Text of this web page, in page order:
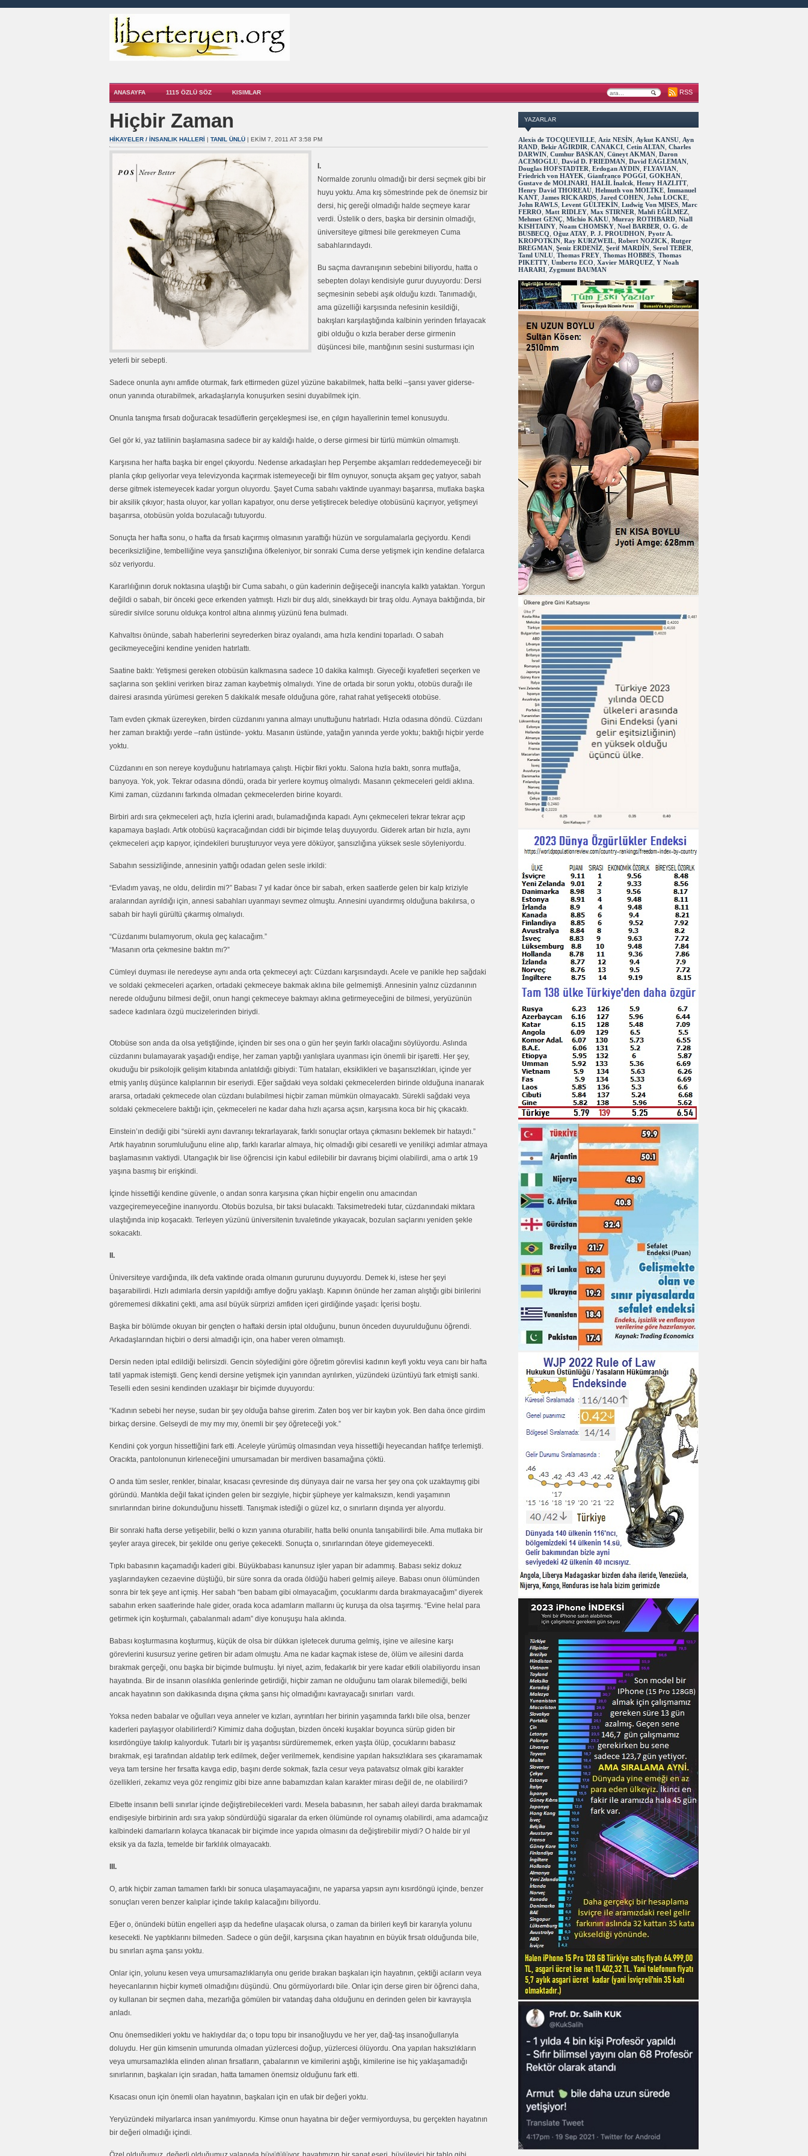
ANASAYFA 1115 ÖZLÜ SÖZ KISIMLAR RSS
Hiçbir Zaman
HIKAYELER / İNSANLIK HALLERI | TANIL ÜNLÜ | EKIM 7, 2011 AT 3:58 PM
I.
Normalde zorunlu olmadığı bir dersi seçmek gibi bir
huyu yoktu. Ama kış sömestrinde pek de önemsiz bir
dersi, hiç gereği olmadığı halde seçmeye karar
verdi. Üstelik o ders, başka bir dersinin olmadığı,
üniversiteye gitmesi bile gerekmeyen Cuma
sabahlarındaydı.
Bu saçma davranışının sebebini biliyordu, hatta o
sebepten dolayı kendisiyle gurur duyuyordu: Dersi
seçmesinin sebebi aşık olduğu kızdı. Tanımadığı,
ama güzelliği karşısında nefesinin kesildiği,
bakışları karşılaştığında kalbinin yerinden fırlayacak
gibi olduğu o kızla beraber derse girmenin
düşüncesi bile, mantığının sesini susturması için
yeterli bir sebepti.
Sadece onunla aynı amfide oturmak, fark ettirmeden güzel yüzüne bakabilmek, hatta belki –şansı yaver giderse-
onun yanında oturabilmek, arkadaşlarıyla konuşurken sesini duyabilmek için.
Onunla tanışma fırsatı doğuracak tesadüflerin gerçekleşmesi ise, en çılgın hayallerinin temel konusuydu.
Gel gör ki, yaz tatilinin başlamasına sadece bir ay kaldığı halde, o derse girmesi bir türlü mümkün olmamıştı.
Karşısına her hafta başka bir engel çıkıyordu. Nedense arkadaşları hep Perşembe akşamları reddedemeyeceği bir
planla çıkıp geliyorlar veya televizyonda kaçırmak istemeyeceği bir film oynuyor, sonuçta akşam geç yatıyor, sabah
derse gitmek istemeyecek kadar yorgun oluyordu. Şayet Cuma sabahı vaktinde uyanmayı başarırsa, mutlaka başka
bir aksilik çıkıyor; hasta oluyor, kar yolları kapatıyor, onu derse yetiştirecek belediye otobüsünü kaçırıyor, yetişmeyi
başarırsa, otobüsün yolda bozulacağı tutuyordu.
Sonuçta her hafta sonu, o hafta da fırsatı kaçırmış olmasının yarattığı hüzün ve sorgulamalarla geçiyordu. Kendi
beceriksizliğine, tembelliğine veya şansızlığına öfkeleniyor, bir sonraki Cuma derse yetişmek için kendine defalarca
söz veriyordu.
Kararlılığının doruk noktasına ulaştığı bir Cuma sabahı, o gün kaderinin değişeceği inancıyla kalktı yataktan. Yorgun
değildi o sabah, bir önceki gece erkenden yatmıştı. Hızlı bir duş aldı, sinekkaydı bir tıraş oldu. Aynaya baktığında, bir
süredir sivilce sorunu oldukça kontrol altına alınmış yüzünü fena bulmadı.
Kahvaltısı önünde, sabah haberlerini seyrederken biraz oyalandı, ama hızla kendini toparladı. O sabah
gecikmeyeceğini kendine yeniden hatırlattı.
Saatine baktı: Yetişmesi gereken otobüsün kalkmasına sadece 10 dakika kalmıştı. Giyeceği kıyafetleri seçerken ve
saçlarına son şeklini verirken biraz zaman kaybetmiş olmalıydı. Yine de ortada bir sorun yoktu, otobüs durağı ile
dairesi arasında yürümesi gereken 5 dakikalık mesafe olduğuna göre, rahat rahat yetişecekti otobüse.
Tam evden çıkmak üzereyken, birden cüzdanını yanına almayı unuttuğunu hatırladı. Hızla odasına döndü. Cüzdanı
her zaman bıraktığı yerde –rafın üstünde- yoktu. Masanın üstünde, yatağın yanında yerde yoktu; baktığı hiçbir yerde
yoktu.
Cüzdanını en son nereye koyduğunu hatırlamaya çalıştı. Hiçbir fikri yoktu. Salona hızla baktı, sonra mutfağa,
banyoya. Yok, yok. Tekrar odasına döndü, orada bir yerlere koymuş olmalıydı. Masanın çekmeceleri geldi aklına.
Kimi zaman, cüzdanını farkında olmadan çekmecelerden birine koyardı.
Birbiri ardı sıra çekmeceleri açtı, hızla içlerini aradı, bulamadığında kapadı. Aynı çekmeceleri tekrar tekrar açıp
kapamaya başladı. Artık otobüsü kaçıracağından ciddi bir biçimde telaş duyuyordu. Giderek artan bir hızla, aynı
çekmeceleri açıp kapıyor, içindekileri buruşturuyor veya yere döküyor, şansızlığına yüksek sesle söyleniyordu.
Sabahın sessizliğinde, annesinin yattığı odadan gelen sesle irkildi:
“Evladım yavaş, ne oldu, delirdin mi?” Babası 7 yıl kadar önce bir sabah, erken saatlerde gelen bir kalp kriziyle
aralarından ayrıldığı için, annesi sabahları uyanmayı sevmez olmuştu. Annesini uyandırmış olduğuna bakılırsa, o
sabah bir hayli gürültü çıkarmış olmalıydı.
“Cüzdanımı bulamıyorum, okula geç kalacağım.”
“Masanın orta çekmesine baktın mı?”
Cümleyi duyması ile neredeyse aynı anda orta çekmeceyi açtı: Cüzdanı karşısındaydı. Acele ve panikle hep sağdaki
ve soldaki çekmeceleri açarken, ortadaki çekmeceye bakmak aklına bile gelmemişti. Annesinin yalnız cüzdanının
nerede olduğunu bilmesi değil, onun hangi çekmeceye bakmayı aklına getirmeyeceğini de bilmesi, yeryüzünün
sadece kadınlara özgü mucizelerinden biriydi.
Otobüse son anda da olsa yetiştiğinde, içinden bir ses ona o gün her şeyin farklı olacağını söylüyordu. Aslında
cüzdanını bulamayarak yaşadığı endişe, her zaman yaptığı yanlışlara uyanması için önemli bir işaretti. Her şey,
okuduğu bir psikolojik gelişim kitabında anlatıldığı gibiydi: Tüm hataları, eksiklikleri ve başarısızlıkları, içinde yer
etmiş yanlış düşünce kalıplarının bir eseriydi. Eğer sağdaki veya soldaki çekmecelerden birinde olduğuna inanarak
ararsa, ortadaki çekmecede olan cüzdanı bulabilmesi hiçbir zaman mümkün olmayacaktı. Sürekli sağdaki veya
soldaki çekmecelere baktığı için, çekmeceleri ne kadar daha hızlı açarsa açsın, karşısına koca bir hiç çıkacaktı.
Einstein’ın dediği gibi “sürekli aynı davranışı tekrarlayarak, farklı sonuçlar ortaya çıkmasını beklemek bir hataydı.”
Artık hayatının sorumluluğunu eline alıp, farklı kararlar almaya, hiç olmadığı gibi cesaretli ve yenilikçi adımlar atmaya
başlamasının vaktiydi. Utangaçlık bir lise öğrencisi için kabul edilebilir bir davranış biçimi olabilirdi, ama o artık 19
yaşına basmış bir erişkindi.
İçinde hissettiği kendine güvenle, o andan sonra karşısına çıkan hiçbir engelin onu amacından
vazgeçiremeyeceğine inanıyordu. Otobüs bozulsa, bir taksi bulacaktı. Taksimetredeki tutar, cüzdanındaki miktara
ulaştığında inip koşacaktı. Terleyen yüzünü üniversitenin tuvaletinde yıkayacak, bozulan saçlarını yeniden şekle
sokacaktı.
II.
Üniversiteye vardığında, ilk defa vaktinde orada olmanın gururunu duyuyordu. Demek ki, istese her şeyi
başarabilirdi. Hızlı adımlarla dersin yapıldığı amfiye doğru yaklaştı. Kapının önünde her zaman alıştığı gibi birilerini
görememesi dikkatini çekti, ama asıl büyük sürprizi amfiden içeri girdiğinde yaşadı: İçerisi boştu.
Başka bir bölümde okuyan bir gençten o haftaki dersin iptal olduğunu, bunun önceden duyurulduğunu öğrendi.
Arkadaşlarından hiçbiri o dersi almadığı için, ona haber veren olmamıştı.
Dersin neden iptal edildiği belirsizdi. Gencin söylediğini göre öğretim görevlisi kadının keyfi yoktu veya canı bir hafta
tatil yapmak istemişti. Genç kendi dersine yetişmek için yanından ayrılırken, yüzündeki üzüntüyü fark etmişti sanki.
Teselli eden sesini kendinden uzaklaşır bir biçimde duyuyordu:
“Kadının sebebi her neyse, sudan bir şey olduğa bahse girerim. Zaten boş ver bir kaybın yok. Ben daha önce girdim
birkaç dersine. Gelseydi de mıy mıy mıy, önemli bir şey öğreteceği yok.”
Kendini çok yorgun hissettiğini fark etti. Aceleyle yürümüş olmasından veya hissettiği heyecandan hafifçe terlemişti.
Oracıkta, pantolonunun kirleneceğini umursamadan bir merdiven basamağına çöktü.
O anda tüm sesler, renkler, binalar, kısacası çevresinde dış dünyaya dair ne varsa her şey ona çok uzaktaymış gibi
göründü. Mantıkla değil fakat içinden gelen bir sezgiyle, hiçbir şüpheye yer kalmaksızın, kendi yaşamının
sınırlarından birine dokunduğunu hissetti. Tanışmak istediği o güzel kız, o sınırların dışında yer alıyordu.
Bir sonraki hafta derse yetişebilir, belki o kızın yanına oturabilir, hatta belki onunla tanışabilirdi bile. Ama mutlaka bir
şeyler araya girecek, bir şekilde onu geriye çekecekti. Sonuçta o, sınırlarından öteye gidemeyecekti.
Tıpkı babasının kaçamadığı kaderi gibi. Büyükbabası kanunsuz işler yapan bir adammış. Babası sekiz dokuz
yaşlarındayken cezaevine düştüğü, bir süre sonra da orada öldüğü haberi gelmiş aileye. Babası onun ölümünden
sonra bir tek şeye ant içmiş. Her sabah “ben babam gibi olmayacağım, çocuklarımı darda bırakmayacağım” diyerek
sabahın erken saatlerinde hale gider, orada koca adamların mallarını üç kuruşa da olsa taşırmış. “Evine helal para
getirmek için koşturmalı, çabalanmalı adam” diye konuşuşu hala aklında.
Babası koşturmasına koşturmuş, küçük de olsa bir dükkan işletecek duruma gelmiş, işine ve ailesine karşı
görevlerini kusursuz yerine getiren bir adam olmuştu. Ama ne kadar kaçmak istese de, ölüm ve ailesini darda
bırakmak gerçeği, onu başka bir biçimde bulmuştu. İyi niyet, azim, fedakarlık bir yere kadar etkili olabiliyordu insan
hayatında. Bir de insanın olasılıkla genlerinde getirdiği, hiçbir zaman ne olduğunu tam olarak bilemediği, belki
ancak hayatının son dakikasında dışına çıkma şansı hiç olmadığını kavrayacağı sınırları vardı.
Yoksa neden babalar ve oğulları veya anneler ve kızları, ayrıntıları her birinin yaşamında farklı bile olsa, benzer
kaderleri paylaşıyor olabilirlerdi? Kimimiz daha doğuştan, bizden önceki kuşaklar boyunca sürüp giden bir
kısırdöngüye takılıp kalıyorduk. Tutarlı bir iş yaşantısı sürdürememek, erken yaşta ölüp, çocuklarını babasız
bırakmak, eşi tarafından aldatılıp terk edilmek, değer verilmemek, kendisine yapılan haksızlıklara ses çıkaramamak
veya tam tersine her fırsatta kavga edip, başını derde sokmak, fazla cesur veya patavatsız olmak gibi karakter
özellikleri, zekamız veya göz rengimiz gibi bize anne babamızdan kalan karakter mirası değil de, ne olabilirdi?
Elbette insanın belli sınırlar içinde değiştirebilecekleri vardı. Mesela babasının, her sabah aileyi darda bırakmamak
endişesiyle birbirinin ardı sıra yakıp söndürdüğü sigaralar da erken ölümünde rol oynamış olabilirdi, ama adamcağız
kalbindeki damarların kolayca tıkanacak bir biçimde ince yapıda olmasını da değiştirebilir miydi? O halde bir yıl
eksik ya da fazla, temelde bir farklılık olmayacaktı.
III.
O, artık hiçbir zaman tamamen farklı bir sonuca ulaşamayacağını, ne yaparsa yapsın aynı kısırdöngü içinde, benzer
sonuçları veren benzer kalıplar içinde takılıp kalacağını biliyordu.
Eğer o, önündeki bütün engelleri aşıp da hedefine ulaşacak olursa, o zaman da birileri keyfi bir kararıyla yolunu
kesecekti. Ne yaptıklarını bilmeden. Sadece o gün değil, karşısına çıkan hayatının en büyük fırsatı olduğunda bile,
bu sınırları aşma şansı yoktu.
Onlar için, yolunu kesen veya umursamazlıklarıyla onu geride bırakan başkaları için hayatının, çektiği acıların veya
heyecanlarının hiçbir kıymeti olmadığını düşündü. Onu görmüyorlardı bile. Onlar için derse giren bir öğrenci daha,
oy kullanan bir seçmen daha, mezarlığa gömülen bir vatandaş daha olduğunu en derinden gelen bir kavrayışla
anladı.
Onu önemsedikleri yoktu ve haklıydılar da; o topu topu bir insanoğluydu ve her yer, dağ-taş insanoğullarıyla
doluydu. Her gün kimsenin umurunda olmadan yüzlercesi doğup, yüzlercesi ölüyordu. Ona yapılan haksızlıkların
veya umursamazlıkla elinden alınan fırsatların, çabalarının ve kimilerini aştığı, kimilerine ise hiç yaklaşamadığı
sınırlarının, başkaları için sıradan, hatta tamamen önemsiz olduğunu fark etti.
Kısacası onun için önemli olan hayatının, başkaları için en ufak bir değeri yoktu.
Yeryüzündeki milyarlarca insan yanılmıyordu. Kimse onun hayatına bir değer vermiyorduysa, bu gerçekten hayatının
bir değeri olmadığı içindi.
YAZARLAR
Alexis de TOCQUEVILLE Aziz NESİN Aykut KANSU Ayn
RAND Bekir AĞIRDIR CANAKCI Cetin ALTAN Charles
DARWIN Cumhur BASKAN Cüneyt AKMAN Daron
ACEMOGLU David D. FRIEDMAN David EAGLEMAN
Douglas HOFSTADTER Erdogan AYDIN FLYAVIAN
Friedrich von HAYEK Gianfranco POGGI GOKHAN
Gustave de MOLINARI HALİL İnalcık Henry HAZLITT,
Henry David THOREAU Helmuth von MOLTKE Immanuel
KANT, James RICKARDS Jared COHEN John LOCKE
John RAWLS Levent GÜLTEKİN Ludwig Von MISES Marc
FERRO Matt RIDLEY Max STIRNER Mahfi EĞİLMEZ
Mehmet GENÇ Michio KAKU Murray ROTHBARD Niall
KISHTAINY Noam CHOMSKY Noel BARBER O. G. de
BUSBECQ Oğuz ATAY P. J. PROUDHON Pyotr A.
KROPOTKIN Ray KURZWEIL Robert NOZICK Rutger
BREGMAN Şeniz ERDENİZ Şerif MARDİN Serol TEBER
Tanıl UNLU Thomas FREY Thomas HOBBES Thomas
PIKETTY Umberto ECO Xavier MARQUEZ Y Noah
HARARI Zygmunt BAUMAN